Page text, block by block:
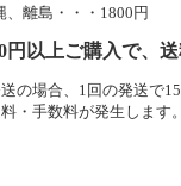
、離島・・・1800円
円以上ご購入で、
の場合、1回の発送で
・手数料が発生します。